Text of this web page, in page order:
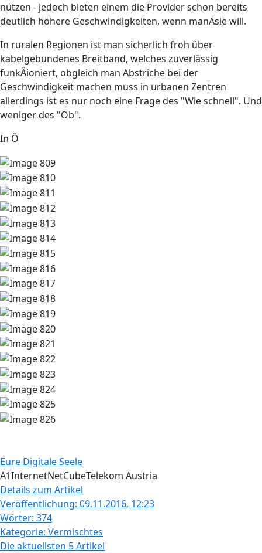
nützen - jedoch bieten einem die Provider schon bereits
deutlich höhere Geschwindigkeiten, wenn manÄsie will.
In ruralen Regionen ist man sicherlich froh über
kabelgebundenes Breitband, welches zuverlässig
funkÄioniert, obgleich man Abstriche bei der
Geschwindigkeit machen muss in urbanen Zentren
allerdings ist es nur noch eine Frage des "Wie schnell". Und
weniger des "Ob".
In Ö
Eure Digitale Seele
A1InternetNetCubeTelekom Austria
Details zum Artikel
Veröffentlichung: 09.11.2016, 12:23
Wörter: 374
Kategorie: Vermischtes
Die aktuellsten 5 Artikel